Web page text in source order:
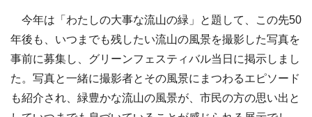
今年は「わたしの大事な流山の緑」と題して、この先50
年後も、いつまでも残したい流山の風景を撮影した写真を
事前に募集し、グリーンフェスティバル当日に掲示しまし
た。写真と一緒に撮影者とその風景にまつわるエピソード
も紹介され、緑豊かな流山の風景が、市民の方の思い出と